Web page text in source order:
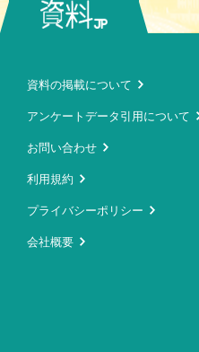
資料の掲載について
アンケートデータ引用について
お問い合わせ
利用規約
プライバシーポリシー
会社概要